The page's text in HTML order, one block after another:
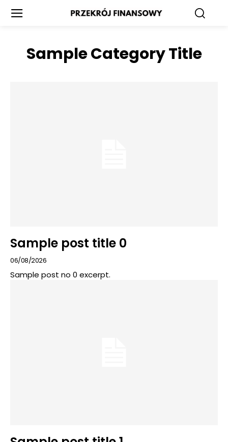
Sample Category Title
Sample post title 0
06/08/2026
Sample post no 0 excerpt.